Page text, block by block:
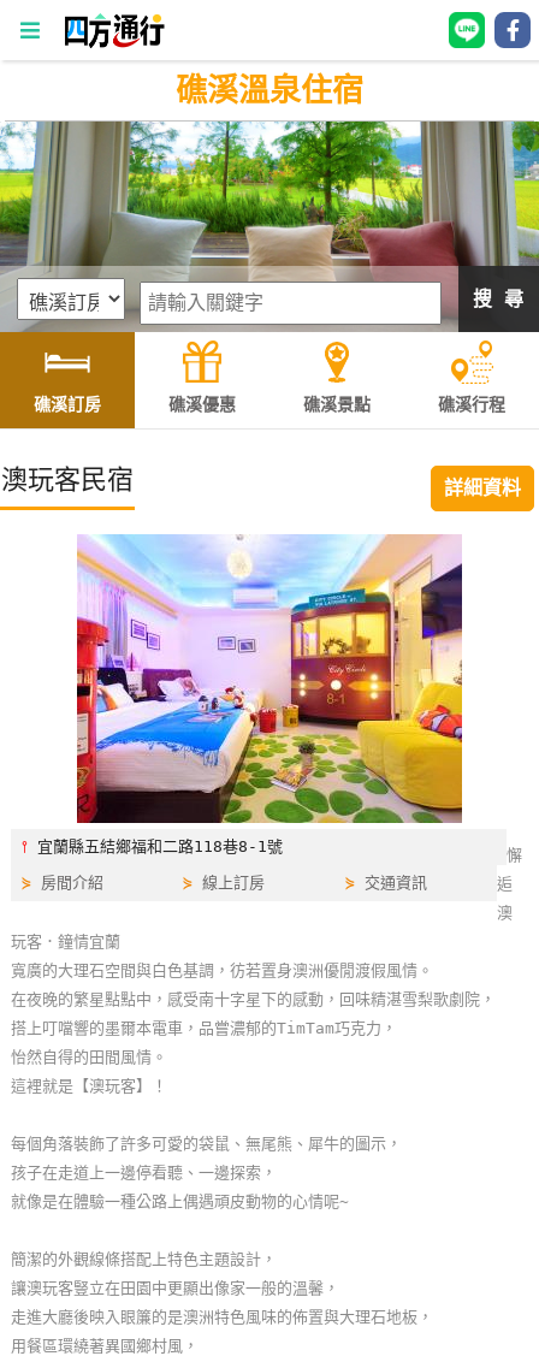
四
方
通
行
訂
房
灣
訂
房
直接跟飯店訂房HOT
紅
帶
你
玩
樂
地
圖
顧
客
服
務
礁溪溫泉住宿
搜 尋
礁溪訂房 礁溪優惠 礁溪景點 礁溪行程
澳玩客民宿 詳細資料
⫯ 宜蘭縣五結鄉福和二路118巷8-1號
⋟ 房間介紹 ⋟線上訂房 ⋟ 交通資訊
懈
逅
澳
玩客．鐘情宜蘭
寬廣的大理石空間與白色基調，彷若置身澳洲優閒渡假風情。
在夜晚的繁星點點中，感受南十字星下的感動，回味精湛雪梨歌劇院，
搭上叮噹響的墨爾本電車，品嘗濃郁的TimTam巧克力，
怡然自得的田間風情。
這裡就是【澳玩客】！
每個角落裝飾了許多可愛的袋鼠、無尾熊、犀牛的圖示，
孩子在走道上一邊停看聽、一邊探索，
就像是在體驗一種公路上偶遇頑皮動物的心情呢~
簡潔的外觀線條搭配上特色主題設計，
讓澳玩客豎立在田園中更顯出像家一般的溫馨，
走進大廳後映入眼簾的是澳洲特色風味的佈置與大理石地板，
用餐區環繞著異國鄉村風，